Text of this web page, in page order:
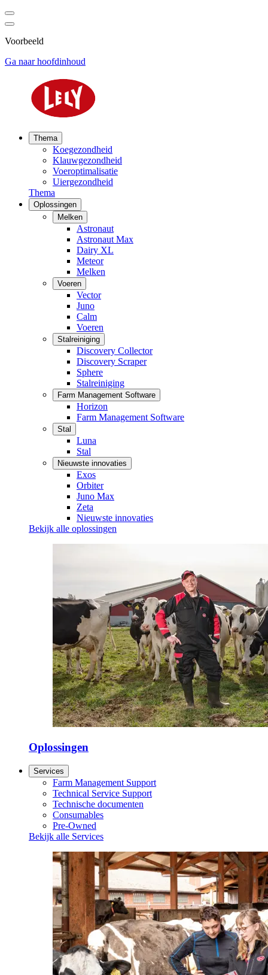
Voorbeeld
Ga naar hoofdinhoud
Thema
Koegezondheid
Klauwgezondheid
Voeroptimalisatie
Uiergezondheid
Thema
Oplossingen
Melken
Astronaut
Astronaut Max
Dairy XL
Meteor
Melken
Voeren
Vector
Juno
Calm
Voeren
Stalreiniging
Discovery Collector
Discovery Scraper
Sphere
Stalreiniging
Farm Management Software
Horizon
Farm Management Software
Stal
Luna
Stal
Nieuwste innovaties
Exos
Orbiter
Juno Max
Zeta
Nieuwste innovaties
Bekijk alle oplossingen
Oplossingen
Services
Farm Management Support
Technical Service Support
Technische documenten
Consumables
Pre-Owned
Bekijk alle Services